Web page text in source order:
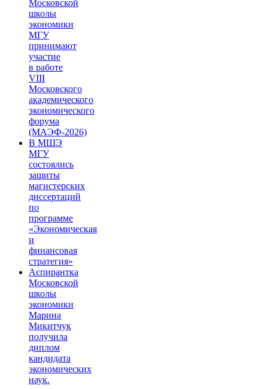
Московской
школы
экономики
МГУ
принимают
участие
в работе
VIII
Московского
академического
экономического
форума
(МАЭФ-2026)
В МШЭ
МГУ
состоялись
защиты
магистерских
диссертаций
по
программе
«Экономическая
и
финансовая
стратегия»
Аспирантка
Московской
школы
экономики
Марина
Микитчук
получила
диплом
кандидата
экономических
наук.